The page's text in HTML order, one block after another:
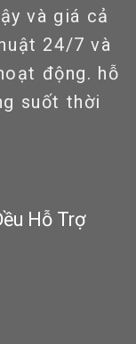
và giá cả
24/7 và
động. hỗ
suốt thời
Hỗ Trợ